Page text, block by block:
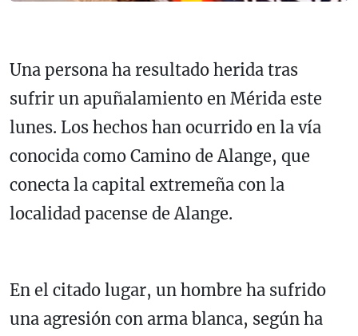
Una persona ha resultado herida tras
sufrir un apuñalamiento en Mérida este
lunes. Los hechos han ocurrido en la vía
conocida como Camino de Alange, que
conecta la capital extremeña con la
localidad pacense de Alange.
En el citado lugar, un hombre ha sufrido
una agresión con arma blanca, según ha